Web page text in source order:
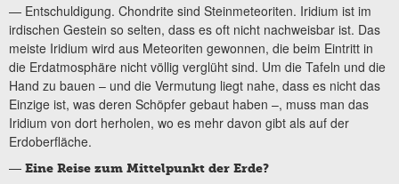
— Entschuldigung. Chondrite sind Steinmeteoriten. Iridium ist im
irdischen Gestein so selten, dass es oft nicht nachweisbar ist. Das
meiste Iridium wird aus Meteoriten gewonnen, die beim Eintritt in
die Erdatmosphäre nicht völlig verglüht sind. Um die Tafeln und die
Hand zu bauen – und die Vermutung liegt nahe, dass es nicht das
Einzige ist, was deren Schöpfer gebaut haben –, muss man das
Iridium von dort herholen, wo es mehr davon gibt als auf der
Erdoberfläche.
— Eine Reise zum Mittelpunkt der Erde?